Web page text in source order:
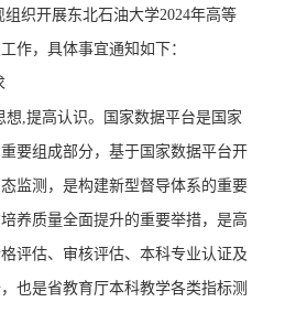
组织开展东北石油大学2024年高等
作，具体事宜通知如下：
想,提高认识。国家数据平台是国家
要组成部分，基于国家数据平台开
监测，是构建新型督导体系的重要
养质量全面提升的重要举措，是高
评估、审核评估、本科专业认证及
也是省教育厅本科教学各类指标测